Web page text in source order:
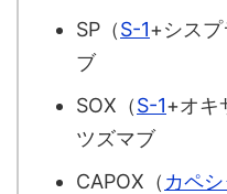
SP（S-1+シス
ブ
SOX（S-1+オキ
ツズマブ
CAPOX（ カペ